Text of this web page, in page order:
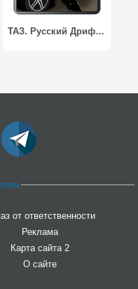
ТАЗ. Русский Дрифт / TAZ. Russian Drift
от ответственности
Реклама
Карта сайта 2
О сайте